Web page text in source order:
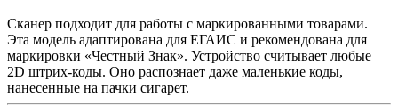
Сканер подходит для работы с маркированными товарами.
Эта модель адаптирована для ЕГАИС и рекомендована для
маркировки «Честный Знак». Устройство считывает любые
2D штрих-коды. Оно распознает даже маленькие коды,
нанесенные на пачки сигарет.